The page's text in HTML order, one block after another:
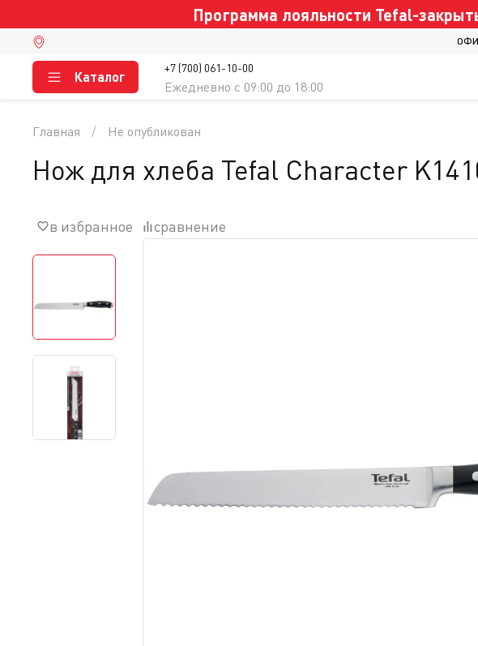
Программа лояльности Tefal-
+7 (700) 061-10-00
Ежедневно c 09:00 до 18:00
Каталог
Главная Не опубликован
Нож для хлеба Tefal Character
в избранное сравнение